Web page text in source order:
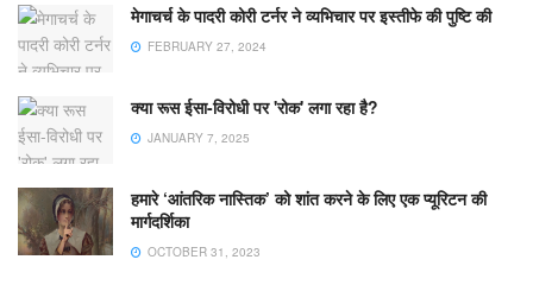
मेगाचर्च के पादरी कोरी टर्नर ने व्यभिचार पर इस्तीफे की पुष्टि की
FEBRUARY 27, 2024
क्या रूस ईसा-विरोधी पर 'रोक' लगा रहा है?
JANUARY 7, 2025
हमारे ‘आंतरिक नास्तिक’ को शांत करने के लिए एक प्यूरिटन की
मार्गदर्शिका
OCTOBER 31, 2023